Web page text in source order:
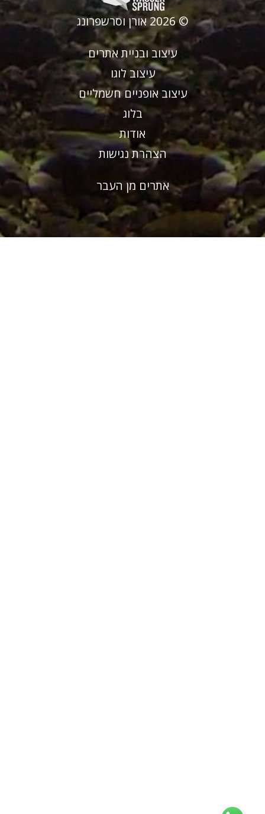
© 2026 אורן וסרשפרונג
עיצוב ובניית אתרים
עיצוב לוגו
עיצוב אופניים חשמליים
בלוג
אודות
הצהרת נגישות
אתרים מן העבר